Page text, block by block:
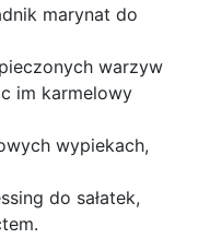
marynat do
warzyw
im karmelowy
wypiekach,
do sałatek,